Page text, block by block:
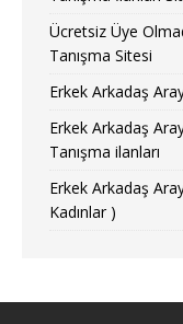
Ücretsiz Üye
Tanışma Sitesi
Erkek Arkadaş
Erkek Arkadaş
Tanışma ilanları
Erkek Arkadaş
Kadınlar )